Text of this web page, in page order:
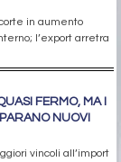
in aumento
l’export arretra
FERMO, MA I
NUOVI
vincoli all’import